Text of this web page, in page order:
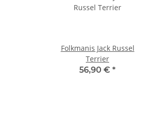
Folkmanis Jack Russel
Terrier
56,90 € *